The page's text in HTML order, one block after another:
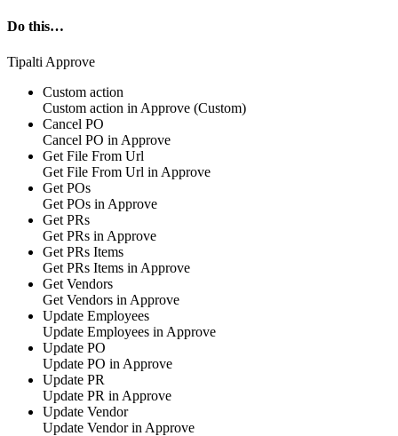
Do this…
Tipalti Approve
Custom action
Custom action in Approve (Custom)
Cancel PO
Cancel PO in Approve
Get File From Url
Get File From Url in Approve
Get POs
Get POs in Approve
Get PRs
Get PRs in Approve
Get PRs Items
Get PRs Items in Approve
Get Vendors
Get Vendors in Approve
Update Employees
Update Employees in Approve
Update PO
Update PO in Approve
Update PR
Update PR in Approve
Update Vendor
Update Vendor in Approve